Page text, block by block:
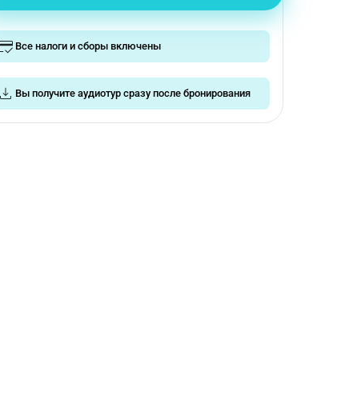
Все налоги и сборы включены
Вы получите аудиотур сразу после бронирования